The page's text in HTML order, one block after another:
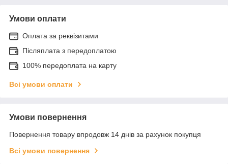
Умови оплати
Оплата за реквізитами
Післяплата з передоплатою
100% передоплата на карту
Всі умови оплати
Умови повернення
Повернення товару впродовж 14 днів за рахунок покупця
Всі умови повернення